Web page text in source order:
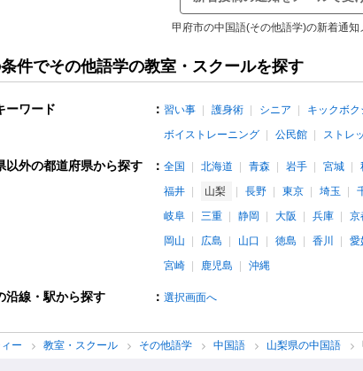
甲府市の中国語(その他語学)の新着通知
件でその他語学の教室・スクールを探す
ーワード ： 習い事 護身術 シニア キックボ
ボイストレーニング
公民館 ストレ
以外の都道府県から探す ： 全国 北海道 青森 岩手 宮城
福井
山梨 長野 東京 埼玉
岐阜
三重 静岡 大阪 兵庫 京
岡山
広島 山口 徳島 香川 愛
宮崎
鹿児島 沖縄
沿線・駅から探す ： 選択画面へ
ー 教室・スクール その他語学 中国語 山梨県の中国語